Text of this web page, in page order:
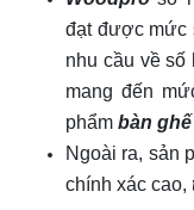
đạt được mức
nhu cầu về
mang đến
phẩm bàn
Ngoài ra, sản
chính xác cao,